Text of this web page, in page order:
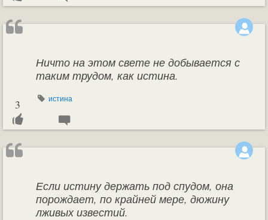
Ничто на этом свете не добывается с
таким трудом, как истина.
истина
3
Если истину держать под спудом, она
порождает, по крайней мере, дюжину
лживых известий.